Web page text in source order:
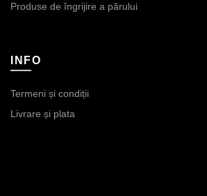
Produse de îngrijire a părului
INFO
Termeni și condiții
Livrare și plata